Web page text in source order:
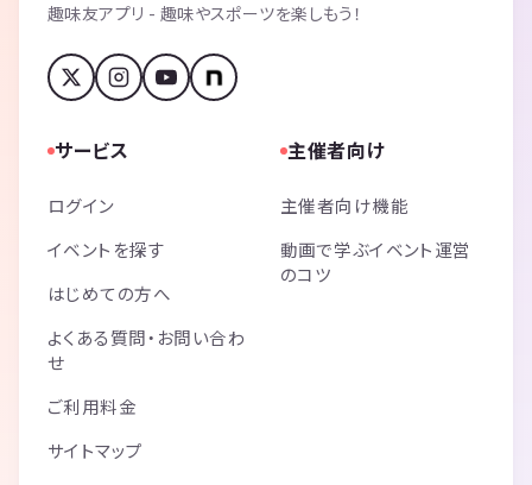
趣味友アプリ - 趣味やスポーツを楽しもう！
サービス
ログイン
イベントを探す
はじめての方へ
よくある質問・お問い合わ
せ
ご利用料金
サイトマップ
主催者向け
主催者向け機能
動画で学ぶイベント運営
のコツ